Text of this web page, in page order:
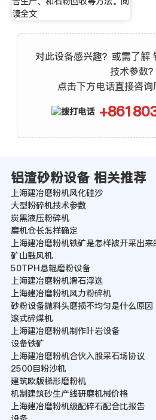
读全文
对此设备感兴趣？或需了解
技术参数？
点击下方电话直接咨询
铝渣砂粉设备 相关推荐
上海建冶磨粉机风化硅沙
大型粉碎机技术参数
炭黑液压粉碎机
磨机仓长怎样确定
上海建冶磨粉机铁矿是怎样被开采出来
矿山鼓风机
50TPH悬辊磨粉设备
上海建冶磨粉机滑石浮选
上海建冶磨粉机风力粉碎机
砂粉设备抛料头磨损不均匀是什么原因
滚式碎煤机
上海建冶磨粉机制作叶岩设备
设备铁矿
上海建冶磨粉机合伙入股采石场协议
2500目粉沙机
建筑欧版梯形磨粉机
机制建筑砂生产线研磨机械价格
上海建冶磨粉机级配碎石配合比报告